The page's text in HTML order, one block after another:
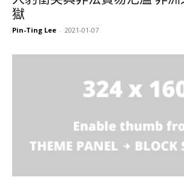
獄
Pin-Ting Lee - 2021-01-07